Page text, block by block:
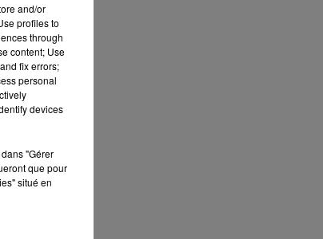
and/or
profiles to
through
content; Use
fix errors;
personal
devices
"Gérer
que pour
situé en